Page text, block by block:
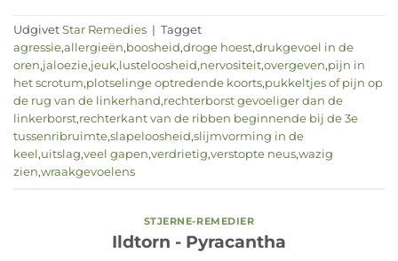
Udgivet Star Remedies | Tagget
agressie,allergieën,boosheid,droge hoest,drukgevoel in de
oren,jaloezie,jeuk,lusteloosheid,nervositeit,overgeven,pijn in
het scrotum,plotselinge optredende koorts,pukkeltjes of pijn op
de rug van de linkerhand,rechterborst gevoeliger dan de
linkerborst,rechterkant van de ribben beginnende bij de 3e
tussenribruimte,slapeloosheid,slijmvorming in de
keel ,uitslag,veel gapen,verdrietig,verstopte neus,wazig
zien,wraakgevoelens
STJERNE-REMEDIER
Ildtorn - Pyracantha